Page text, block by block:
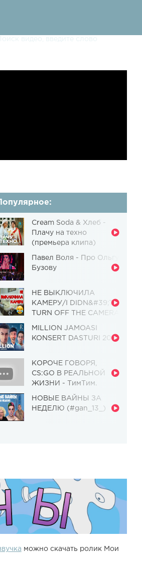
Cream Soda & Хлеб -
Плачу на техно
(премьера клипа)
Павел Воля - Про Ольгу
Бузову
НЕ ВЫКЛЮЧИЛА
КАМЕРУ/I DIDN&#39;T
TURN OFF THE CAMERA
Чудовище] (Выпуск 110)
MILLION JAMOASI
KONSERT DASTURI 2019
КОРОЧЕ ГОВОРЯ,
CS:GO В РЕАЛЬНОЙ
ЖИЗНИ - ТимТим.
НОВЫЕ ВАЙНЫ ЗА
НЕДЕЛЮ (#gan_13_)
можно скачать ролик Мои